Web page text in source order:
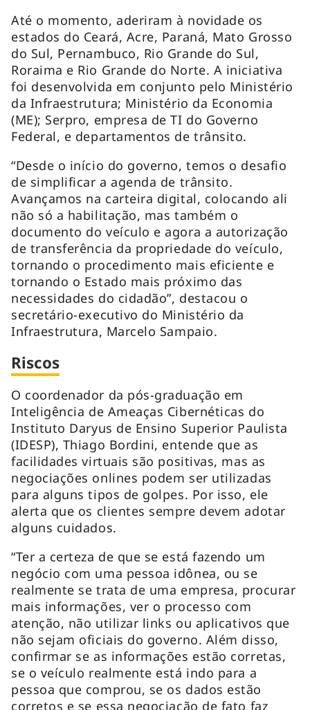
Até o momento, aderiram à novidade os
estados do Ceará, Acre, Paraná, Mato Grosso
do Sul, Pernambuco, Rio Grande do Sul,
Roraima e Rio Grande do Norte. A iniciativa
foi desenvolvida em conjunto pelo Ministério
da Infraestrutura; Ministério da Economia
(ME); Serpro, empresa de TI do Governo
Federal, e departamentos de trânsito.
“Desde o início do governo, temos o desafio
de simplificar a agenda de trânsito.
Avançamos na carteira digital, colocando ali
não só a habilitação, mas também o
documento do veículo e agora a autorização
de transferência da propriedade do veículo,
tornando o procedimento mais eficiente e
tornando o Estado mais próximo das
necessidades do cidadão”, destacou o
secretário-executivo do Ministério da
Infraestrutura, Marcelo Sampaio.
Riscos
O coordenador da pós-graduação em
Inteligência de Ameaças Cibernéticas do
Instituto Daryus de Ensino Superior Paulista
(IDESP), Thiago Bordini, entende que as
facilidades virtuais são positivas, mas as
negociações onlines podem ser utilizadas
para alguns tipos de golpes. Por isso, ele
alerta que os clientes sempre devem adotar
alguns cuidados.
“Ter a certeza de que se está fazendo um
negócio com uma pessoa idônea, ou se
realmente se trata de uma empresa, procurar
mais informações, ver o processo com
atenção, não utilizar links ou aplicativos que
não sejam oficiais do governo. Além disso,
confirmar se as informações estão corretas,
se o veículo realmente está indo para a
pessoa que comprou, se os dados estão
corretos e se essa negociação de fato faz